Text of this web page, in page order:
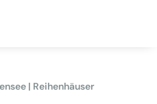
| Reihenhäuser